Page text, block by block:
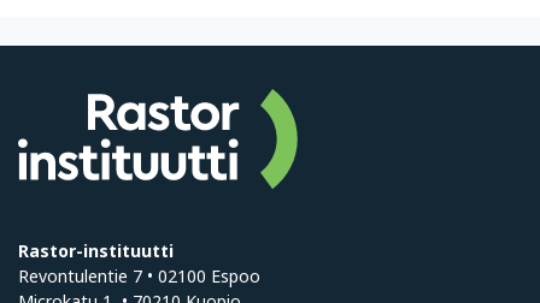
Rastor-instituutti
Revontulentie 7 • 02100 Espoo